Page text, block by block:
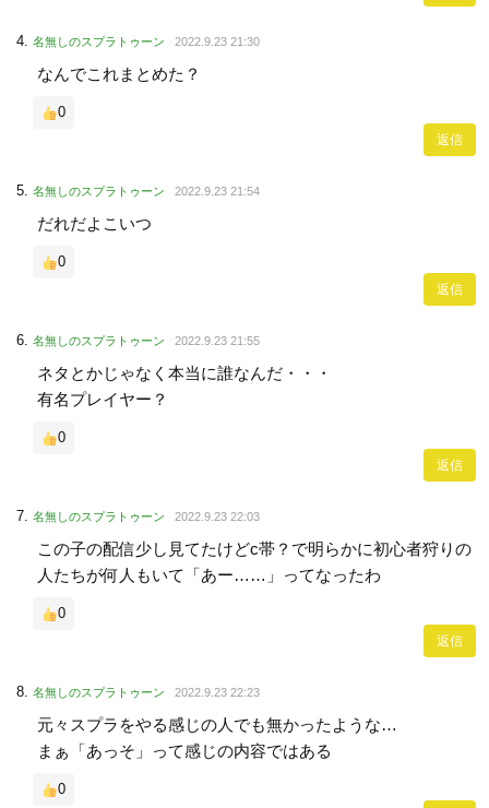
名無しのスプラトゥーン 2022.9.23 21:30
なんでこれまとめた？
0
返信
名無しのスプラトゥーン 2022.9.23 21:54
だれだよこいつ
0
返信
名無しのスプラトゥーン 2022.9.23 21:55
ネタとかじゃなく本当に誰なんだ・・・
有名プレイヤー？
0
返信
名無しのスプラトゥーン 2022.9.23 22:03
この子の配信少し見てたけどc帯？で明らかに初心者狩りの
人たちが何人もいて「あー……」ってなったわ
0
返信
名無しのスプラトゥーン 2022.9.23 22:23
元々スプラをやる感じの人でも無かったような…
まぁ「あっそ」って感じの内容ではある
0